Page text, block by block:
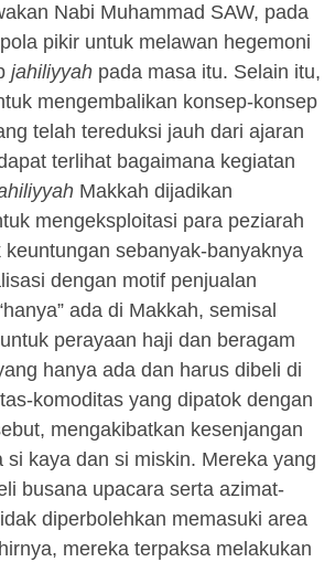
Nabi Muhammad SAW, pada
pikir untuk melawan hegemoni
jahiliyyah pada masa itu. Selain itu,
mengembalikan konsep-konsep
telah tereduksi jauh dari ajaran
terlihat bagaimana kegiatan
Makkah dijadikan
mengeksploitasi para peziarah
sebanyak-banyaknya
dengan motif penjualan
ada di Makkah, semisal
perayaan haji dan beragam
hanya ada dan harus dibeli di
komoditas yang dipatok dengan
mengakibatkan kesenjangan
si kaya dan si miskin. Mereka yang
busana upacara serta azimat-
diperbolehkan memasuki area
mereka terpaksa melakukan